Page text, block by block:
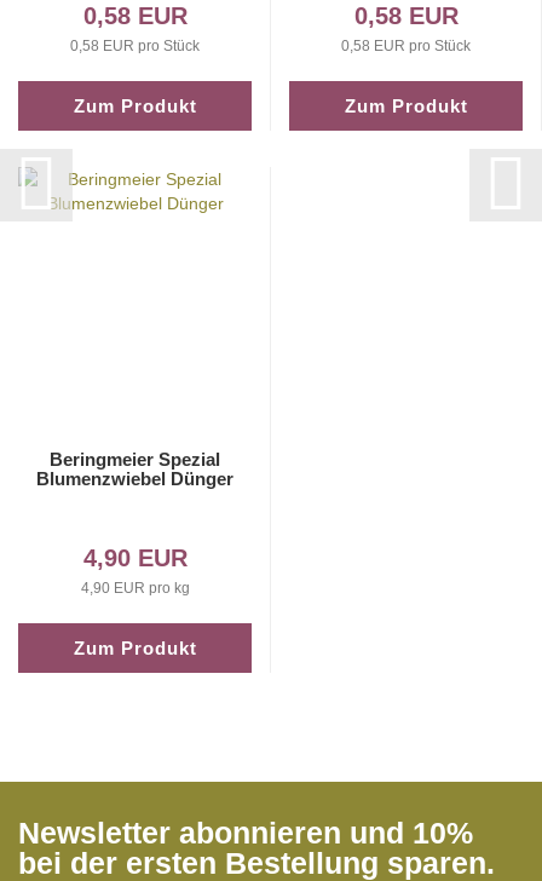
0,58 EUR
0,58 EUR pro Stück
Zum Produkt
0,58 EUR
0,58 EUR pro Stück
Zum Produkt
Beringmeier Spezial
Blumenzwiebel Dünger
4,90 EUR
4,90 EUR pro kg
Zum Produkt
Newsletter abonnieren und 10%
bei der ersten Bestellung sparen.